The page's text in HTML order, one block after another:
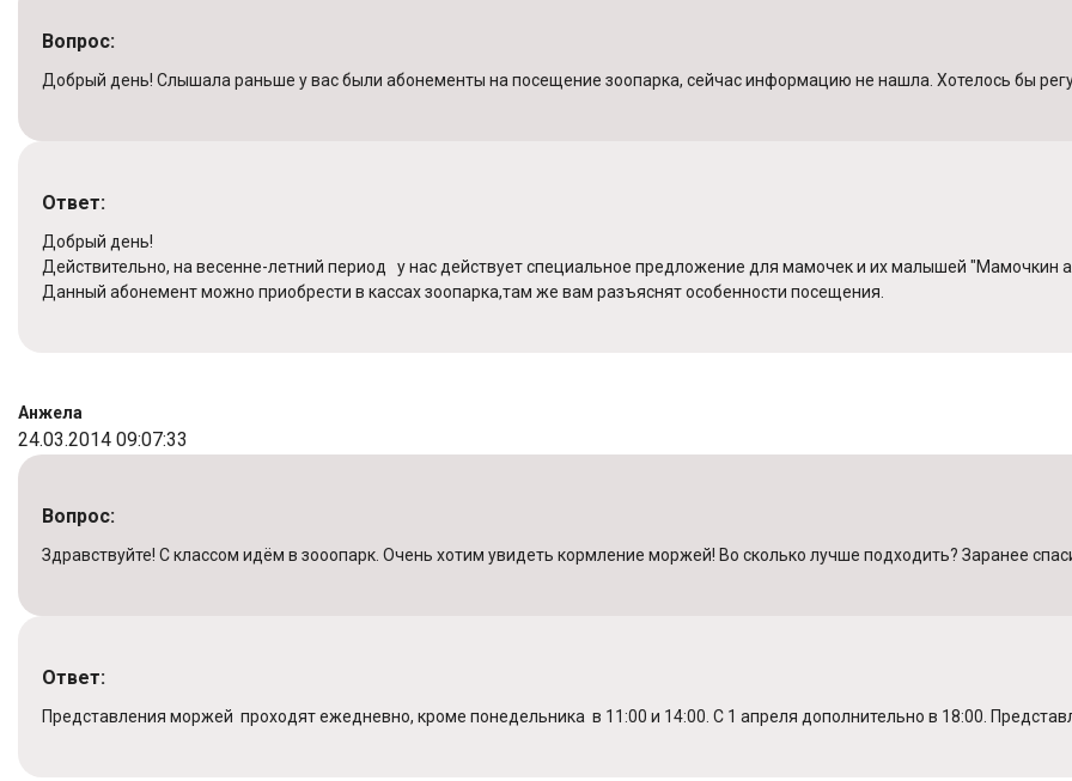
Вопрос:
Добрый день! Слышала раньше у вас были абонементы на посещение зоопарка, сейчас информацию не нашла. Хотелось бы
Ответ:
Добрый день!
Действительно, на весенне-летний период у нас действует специальное предложение для мамочек и их малышей "Мамочкин
Данный абонемент можно приобрести в кассах зоопарка,там же вам разъяснят особенности посещения.
Анжела
24.03.2014 09:07:33
Вопрос:
Здравствуйте! С классом идём в зооопарк. Очень хотим увидеть кормление моржей! Во сколько лучше подходить? Заранее
Ответ:
Представления моржей проходят ежедневно, кроме понедельника в 11:00 и 14:00. С 1 апреля дополнительно в 18:00.